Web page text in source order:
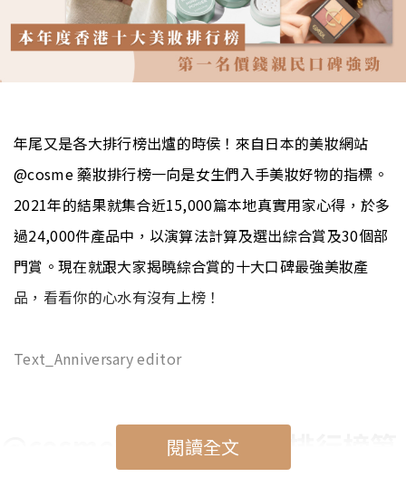
年尾又是各大排行榜出爐的時侯！來自日本的美妝網站
@cosme 藥妝排行榜一向是女生們入手美妝好物的指標。
2021年的結果就集合近15,000篇本地真實用家心得，於多
過24,000件產品中，以演算法計算及選出綜合賞及30個部
門賞。現在就跟大家揭曉綜合賞的十大口碑最強美妝產
品，看看你的心水有沒有上榜！
Text_Anniversary editor
@cosme香港2021美妝排行榜第
閱讀全文